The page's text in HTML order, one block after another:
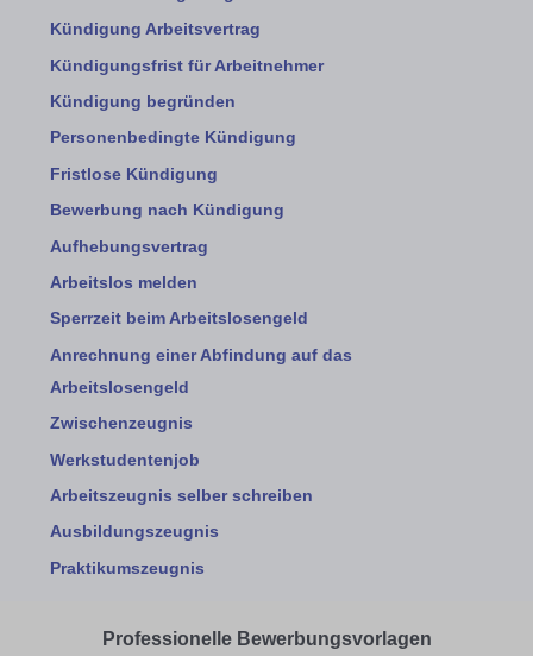
Kündigung Arbeitsvertrag
Kündigungsfrist für Arbeitnehmer
Kündigung begründen
Personenbedingte Kündigung
Fristlose Kündigung
Bewerbung nach Kündigung
Aufhebungsvertrag
Arbeitslos melden
Sperrzeit beim Arbeitslosengeld
Anrechnung einer Abfindung auf das
Arbeitslosengeld
Zwischenzeugnis
Werkstudentenjob
Arbeitszeugnis selber schreiben
Ausbildungszeugnis
Praktikumszeugnis
Professionelle Bewerbungsvorlagen